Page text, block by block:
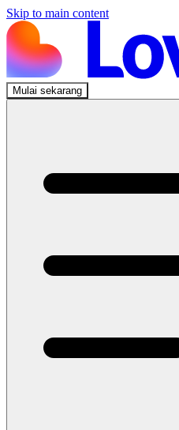
Skip to main content
Mulai sekarang